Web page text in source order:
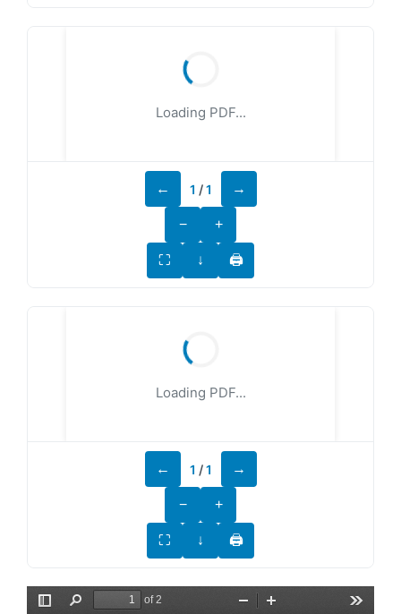
Loading PDF...
− +
← 1 / 1 →
⛶ ↓ 🖨
Loading PDF...
− +
← 1 / 1 →
⛶ ↓ 🖨